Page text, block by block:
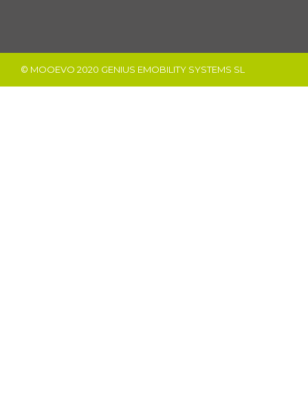
© MOOEVO 2020 GENIUS EMOBILITY SYSTEMS SL